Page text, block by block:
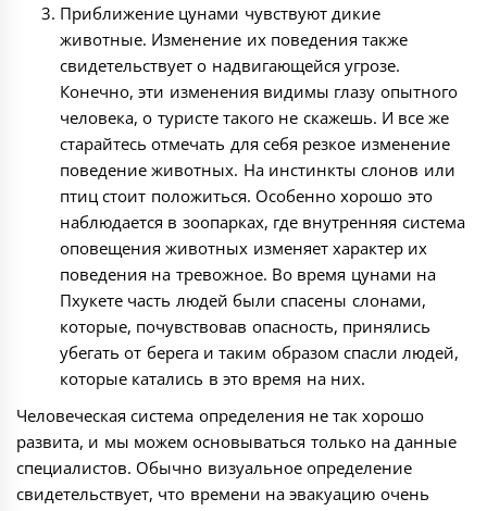
Приближение цунами чувствуют дикие
животные. Изменение их поведения также
свидетельствует о надвигающейся угрозе.
Конечно, эти изменения видимы глазу опытного
человека, о туристе такого не скажешь. И все же
старайтесь отмечать для себя резкое изменение
поведение животных. На инстинкты слонов или
птиц стоит положиться. Особенно хорошо это
наблюдается в зоопарках, где внутренняя система
оповещения животных изменяет характер их
поведения на тревожное. Во время цунами на
Пхукете часть людей были спасены слонами,
которые, почувствовав опасность, принялись
убегать от берега и таким образом спасли людей,
которые катались в это время на них.
Человеческая система определения не так хорошо
развита, и мы можем основываться только на данные
специалистов. Обычно визуальное определение
свидетельствует, что времени на эвакуацию очень